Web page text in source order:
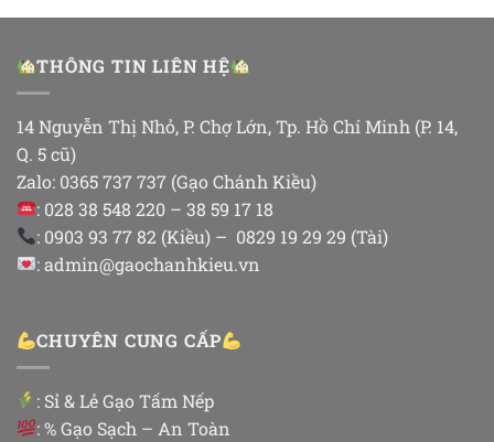
THÔNG TIN LIÊN HỆ
14 Nguyễn Thị Nhỏ, P. Chợ Lớn, Tp. Hồ Chí Minh (P. 14,
Q. 5 cũ)
Zalo: 0365 737 737 (Gạo Chánh Kiều)
: 028 38 548 220 – 38 59 17 18
: 0903 93 77 82 (Kiều) – 0829 19 29 29 (Tài)
: admin@gaochanhkieu.vn
CHUYÊN CUNG CẤP
: Sỉ & Lẻ Gạo Tấm Nếp
: % Gạo Sạch – An Toàn